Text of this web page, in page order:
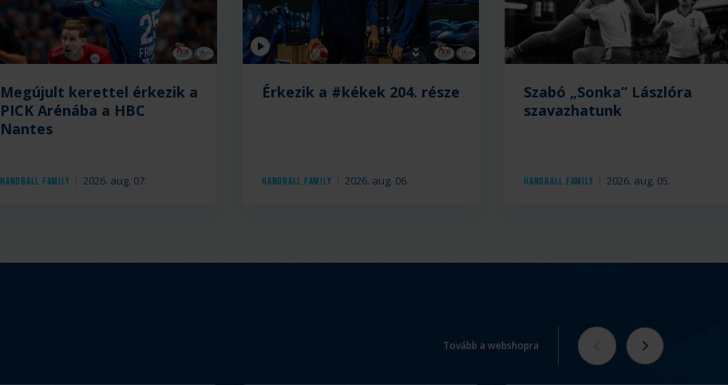
Handball Family 2026. aug. 07.
Megújult kerettel érkezik a
PICK Arénába a HBC
Nantes
Videó
Handball Family 2026. aug. 06.
Érkezik a #kékek 204. része
Handball Family 2026. aug. 05.
Szabó „Sonka” Lászlóra
szavazhatunk
Tovább a webshopra